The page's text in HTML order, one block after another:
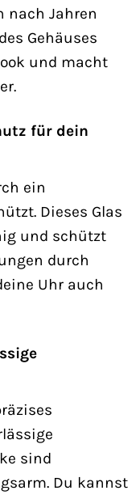
nach Jahren
Gehäuses
und macht
für dein
ein
Dieses Glas
und schützt
durch
Uhr auch
sind
Du kannst